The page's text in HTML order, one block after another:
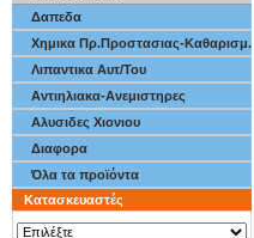
Δαπεδα
Χημικα Πρ.Προστασιας-Καθαρισμ.
Λιπαντικα Αυτ/Του
Αντιηλιακα-Ανεμιστηρες
Αλυσιδες Χιονιου
Διαφορα
Όλα τα προϊόντα
Κατασκευαστές